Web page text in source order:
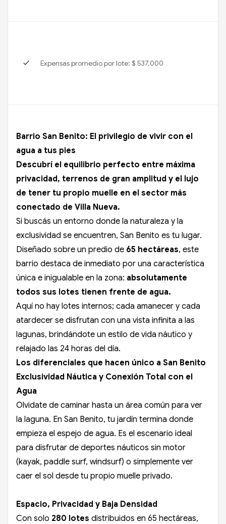
check Expensas promedio por lote: $ 537.000
Barrio San Benito: El privilegio de vivir con el
agua a tus pies
Descubrí el equilibrio perfecto entre máxima
privacidad, terrenos de gran amplitud y el lujo
de tener tu propio muelle en el sector más
conectado de Villa Nueva.
Si buscás un entorno donde la naturaleza y la
exclusividad se encuentren, San Benito es tu lugar.
Diseñado sobre un predio de 65 hectáreas, este
barrio destaca de inmediato por una característica
única e inigualable en la zona: absolutamente
todos sus lotes tienen frente de agua.
Aquí no hay lotes internos; cada amanecer y cada
atardecer se disfrutan con una vista infinita a las
lagunas, brindándote un estilo de vida náutico y
relajado las 24 horas del día.
Los diferenciales que hacen único a San Benito
Exclusividad Náutica y Conexión Total con el
Agua
Olvidate de caminar hasta un área común para ver
la laguna. En San Benito, tu jardín termina donde
empieza el espejo de agua. Es el escenario ideal
para disfrutar de deportes náuticos sin motor
(kayak, paddle surf, windsurf) o simplemente ver
caer el sol desde tu propio muelle privado.
Espacio, Privacidad y Baja Densidad
Con solo 280 lotes distribuidos en 65 hectáreas,